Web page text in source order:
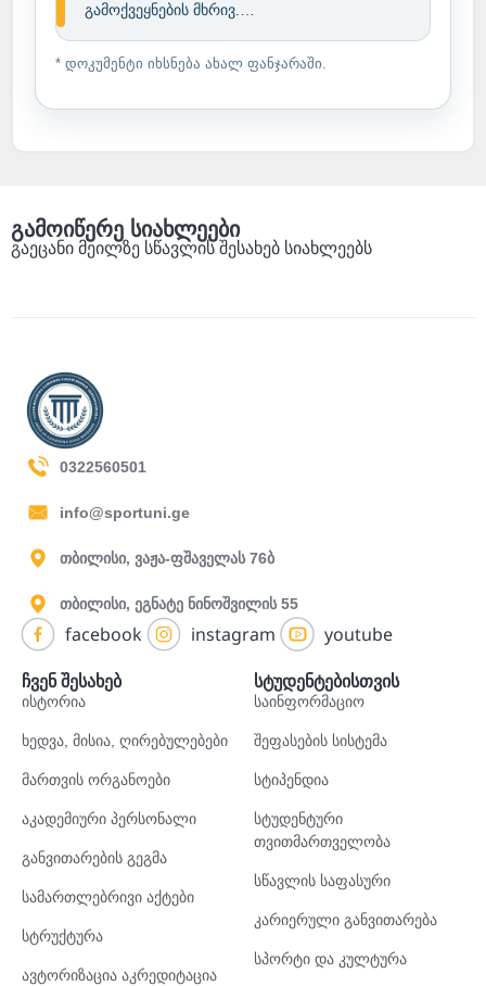
გამოქვეყნების მხრივ.…
* დოკუმენტი იხსნება ახალ ფანჯარაში.
გამოიწერე სიახლეები
გაეცანი მეილზე სწავლის შესახებ სიახლეებს
0322560501
info@sportuni.ge
თბილისი, ვაჟა-ფშაველას 76ბ
თბილისი, ეგნატე ნინოშვილის 55
facebook instagram youtube
ჩვენ შესახებ
ისტორია
ხედვა, მისია, ღირებულებები
მართვის ორგანოები
აკადემიური პერსონალი
განვითარების გეგმა
სამართლებრივი აქტები
სტრუქტურა
ავტორიზაცია აკრედიტაცია
სტუდენტებისთვის
საინფორმაციო
შეფასების სისტემა
სტიპენდია
სტუდენტური
თვითმართველობა
სწავლის საფასური
კარიერული განვითარება
სპორტი და კულტურა